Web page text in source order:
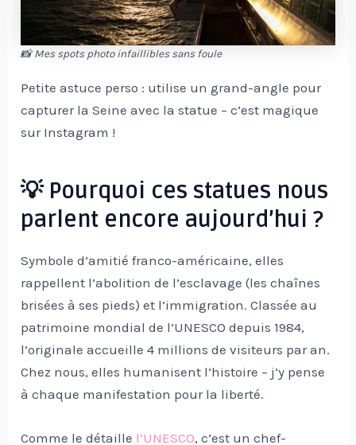
📸 Mes spots photo infaillibles sans foule
Petite astuce perso : utilise un grand-angle pour
capturer la Seine avec la statue – c’est magique
sur Instagram !
💡 Pourquoi ces statues nous
parlent encore aujourd’hui ?
Symbole d’amitié franco-américaine, elles
rappellent l’abolition de l’esclavage (les chaînes
brisées à ses pieds) et l’immigration. Classée au
patrimoine mondial de l’UNESCO depuis 1984,
l’originale accueille 4 millions de visiteurs par an.
Chez nous, elles humanisent l’histoire – j’y pense
à chaque manifestation pour la liberté.
Comme le détaille l’UNESCO, c’est un chef-